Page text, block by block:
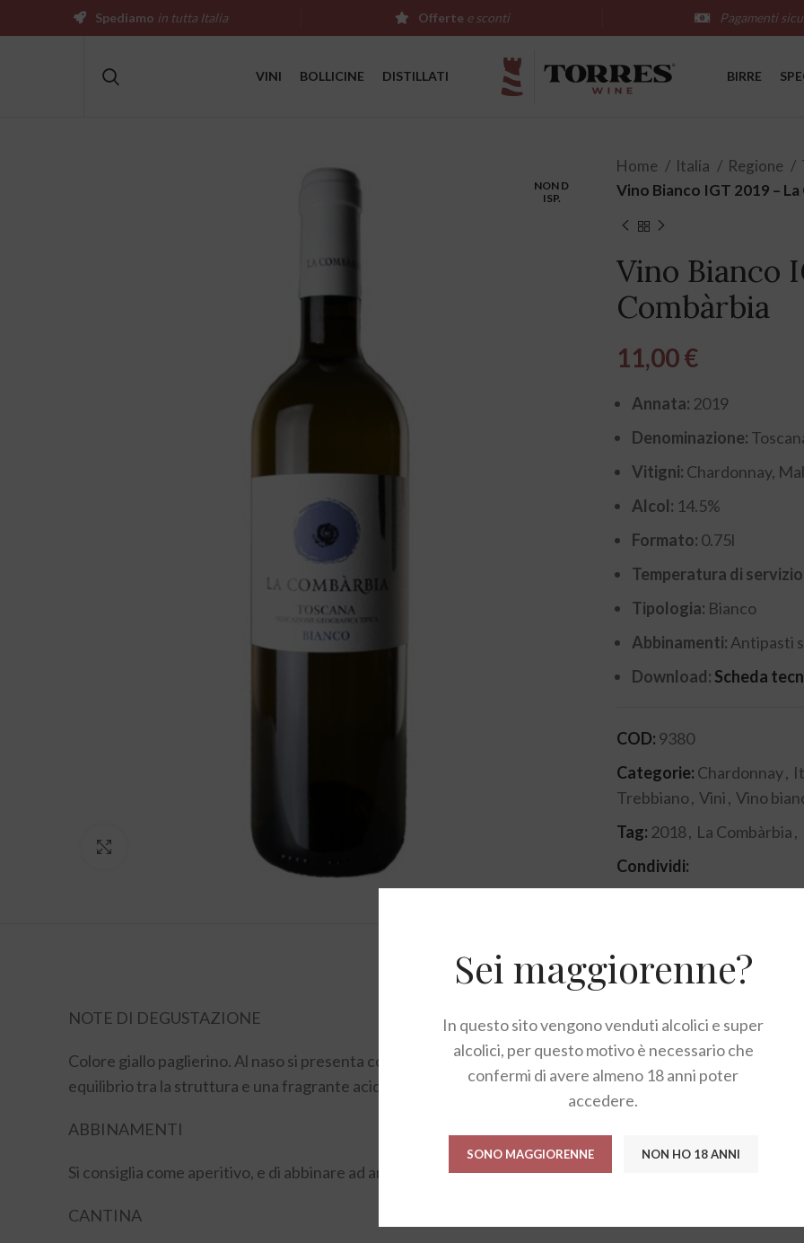
Sei maggiorenne?
In questo sito vengono venduti alcolici e super
alcolici, per questo motivo è necessario che
confermi di avere almeno 18 anni poter
accedere.
SONO MAGGIORENNE NON HO 18 ANNI
VINI BOLLICINE DISTILLATI BIRRE
NON D
ISP.
Home Italia Regione
Vino Bianco IGT 2019 –
Vino Bianco
Combàrbia
11,00€
Annata: 2019
Denominazione:
Vitigni: Chardonnay,
Alcol: 14.5%
Formato: 0.75l
Temperatura di
Tipologia: Bianco
Abbinamenti: Antipasti
Download: Scheda
COD: 9380
Categorie: Chardonnay,
Trebbiano, Vini, Vino
Tag: 2018, La Combàrbia,
Condividi:
DESCRIZIONE RECENSIONI (0)
NOTE DI DEGUSTAZIONE
Colore giallo paglierino. Al naso si presenta complesso, con sentori piuttosto dolci ma anche fruttati di
equilibrio tra la struttura e una fragrante acidità, con buona persistenza finale.
ABBINAMENTI
Si consiglia come aperitivo, e di abbinare ad antipasti sia di mare che ti terra e comunque su piatti di facile
CANTINA
Spediamo in tutta Italia Offerte e sconti Pagamenti